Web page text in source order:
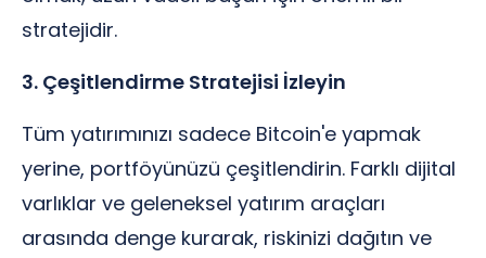
stratejidir.
3. Çeşitlendirme Stratejisi İzleyin
Tüm yatırımınızı sadece Bitcoin'e yapmak
yerine, portföyünüzü çeşitlendirin. Farklı dijital
varlıklar ve geleneksel yatırım araçları
arasında denge kurarak, riskinizi dağıtın ve